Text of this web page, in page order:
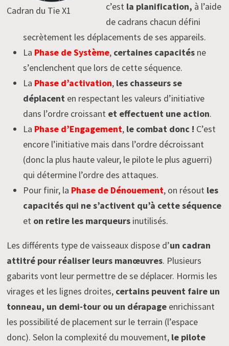
Cadran du Tie X1
c’est la planification, à l’aide
de cadrans chacun défini
secrètement les déplacements de ses appareils.
La Phase de Système, certaines capacités ne
s’enclenchent que lors de cette séquence.
La Phase d’activation, les chasseurs se
déplacent en respectant les valeurs d’initiative
dans l’ordre croissant et effectuent une action.
La Phase d’Engagement, le combat donc ! C’est
encore l’initiative mais dans l’ordre décroissant
(donc la plus haute valeur, le pilote le plus aguerri)
qui détermine l’ordre des attaques.
Pour finir, la Phase de Dénouement, on résout les
capacités qui ne s’activent qu’à cette séquence
et on retire les marqueurs inutilisés.
Les différents type de vaisseaux dispose d’un cadran
attitré pour réaliser leurs manœuvres. Plusieurs
gabarits vont leur permettre de se déplacer. Hormis les
virages et les lignes droites, certains peuvent faire un
tonneau, un demi-tour ou un dérapage enrichissant
les possibilité de placement sur le terrain (l’espace
donc). Selon la complexité du mouvement, le pilote